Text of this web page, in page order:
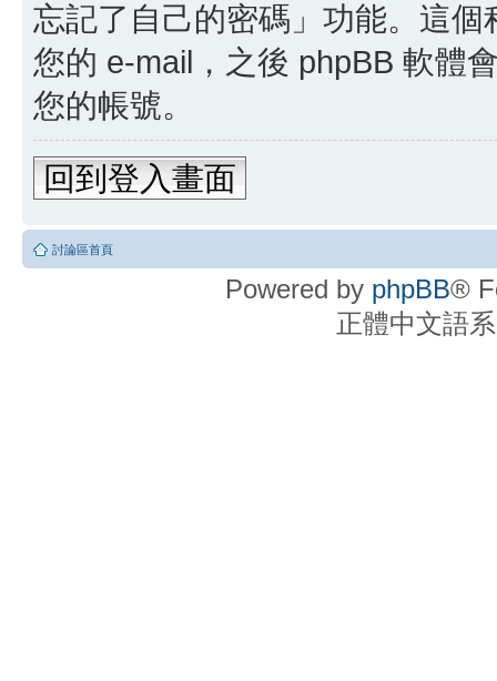
忘記了自己的密碼」功能。這
您的 e-mail，之後 phpBB 軟體
您的帳號。
回到登入畫面
討論區首頁
Powered by phpBB®
正體中文語